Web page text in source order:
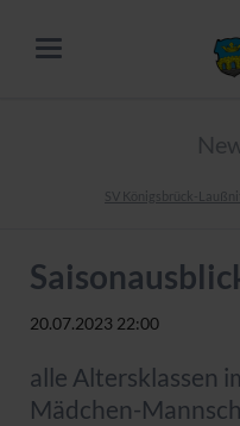
SV Königsbrück-
20.07.2023 22:00
alle Altersklassen
Mädchen-